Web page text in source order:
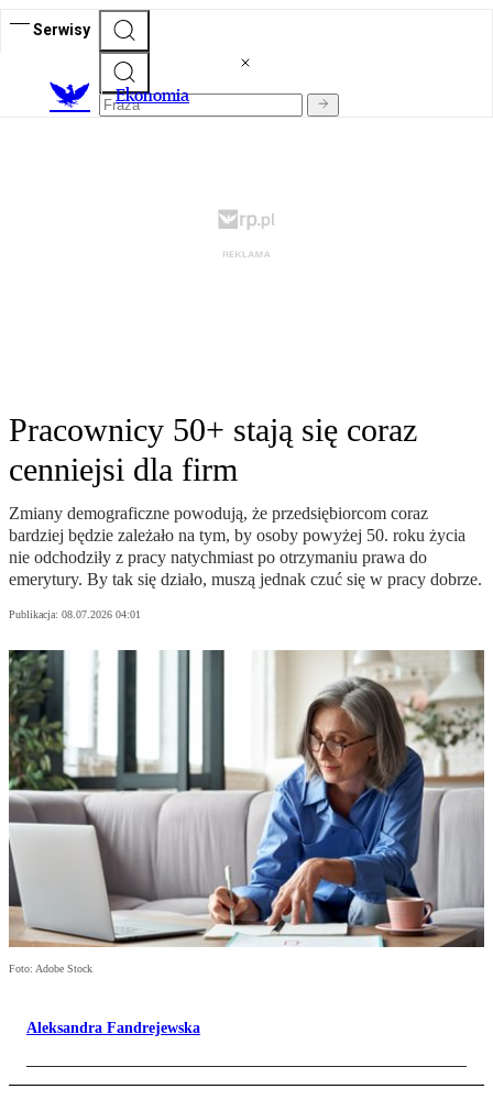
Serwisy
Ekonomia
Pracownicy 50+ stają się coraz
cenniejsi dla firm
Zmiany demograficzne powodują, że przedsiębiorcom coraz
bardziej będzie zależało na tym, by osoby powyżej 50. roku życia
nie odchodziły z pracy natychmiast po otrzymaniu prawa do
emerytury. By tak się działo, muszą jednak czuć się w pracy dobrze.
Publikacja: 08.07.2026 04:01
Foto: Adobe Stock
Aleksandra Fandrejewska